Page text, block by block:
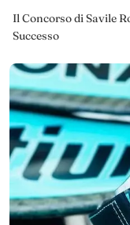
Il Concorso di Savile
Successo